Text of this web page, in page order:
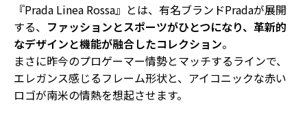
『Prada Linea Rossa』とは、有名ブランドPradaが展開
する、 ファッションとスポーツがひとつになり、革新的
なデザインと機能が融合したコレクション。
まさに昨今のプロゲーマー情勢とマッチするラインで、
エレガンス感じるフレーム形状と、アイコニックな赤い
ロゴが南米の情熱を想起させます。